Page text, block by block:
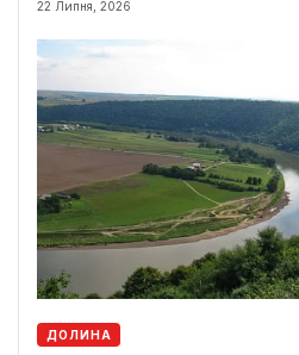
22 Липня, 2026
ДОЛИНА